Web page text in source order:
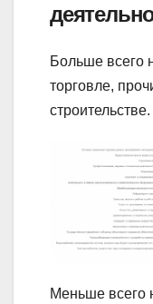
Больше всего
торговле,
строительстве.
Меньше всего